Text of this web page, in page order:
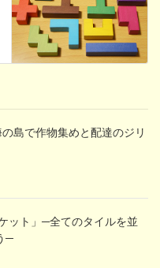
島で作物集めと配達のジリ
ット」─全てのタイルを並
─